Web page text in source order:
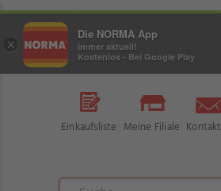
Einkaufsliste Meine Filiale Kontakt
×
Die NORMA App
Immer aktuell!
Kostenlos - Bei Google Play